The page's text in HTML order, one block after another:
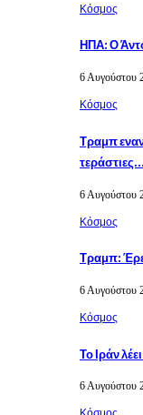
Κόσμος
ΗΠΑ: Ο
6 Αυγούστου
Κόσμος
Τραμπ
τεράστιες…
6 Αυγούστου
Κόσμος
Τραμπ:
6 Αυγούστου
Κόσμος
Το Ιράν
6 Αυγούστου